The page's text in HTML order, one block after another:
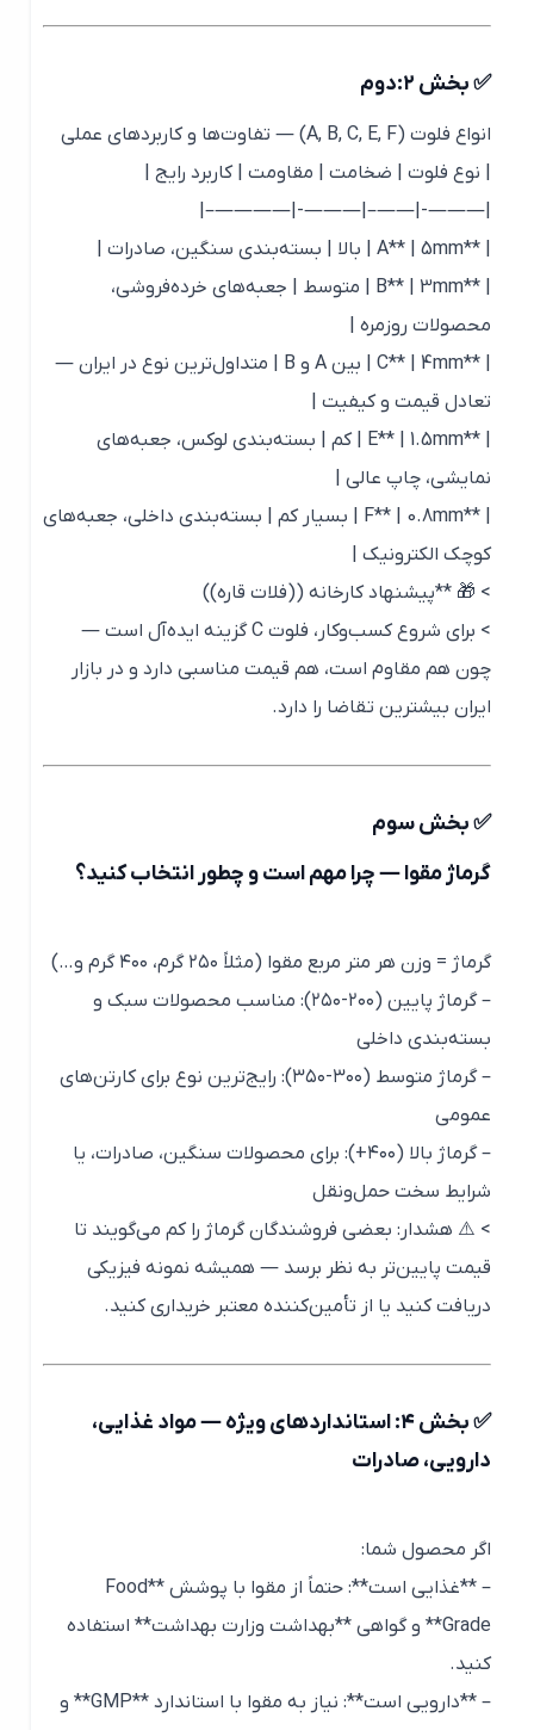
✅ بخش ۲:دوم
انواع فلوت (A, B, C, E, F) — تفاوت‌ها و کاربردهای عملی
| نوع فلوت | ضخامت | مقاومت | کاربرد رایج |
|———-|——–|———-|————–|
| **B** | 3mm | متوسط | جعبه‌های خرده‌فروشی،
محصولات روزمره |
| **C** | 4mm | بین A و B | متداول‌ترین نوع در ایران —
تعادل قیمت و کیفیت |
| **E** | 1.5mm | کم | بسته‌بندی لوکس، جعبه‌های
نمایشی، چاپ عالی |
| **F** | 0.8mm | بسیار کم | بسته‌بندی داخلی، جعبه‌های
کوچک الکترونیک |
> 🎁 **پیشنهاد کارخانه ((فلات قاره))
> برای شروع کسب‌وکار، فلوت C گزینه ایده‌آل است —
چون هم مقاوم است، هم قیمت مناسبی دارد و در بازار
ایران بیشترین تقاضا را دارد.
✅ بخش سوم
گرماژ مقوا — چرا مهم است و چطور انتخاب کنید؟
گرماژ = وزن هر متر مربع مقوا (مثلاً ۲۵۰ گرم، ۴۰۰ گرم و…)
– گرماژ پایین (۲۰۰-۲۵۰): مناسب محصولات سبک و
بسته‌بندی داخلی
– گرماژ متوسط (۳۰۰-۳۵۰): رایج‌ترین نوع برای کارتن‌های
عمومی
– گرماژ بالا (۴۰۰+): برای محصولات سنگین، صادرات، یا
شرایط سخت حمل‌ونقل
> ⚠️ هشدار: بعضی فروشندگان گرماژ را کم می‌گویند تا
قیمت پایین‌تر به نظر برسد — همیشه نمونه فیزیکی
دریافت کنید یا از تأمین‌کننده معتبر خریداری کنید.
✅ بخش ۴: استانداردهای ویژه — مواد غذایی،
دارویی، صادرات
اگر محصول شما:
– **غذایی است**: حتماً از مقوا با پوشش **Food
Grade** و گواهی **بهداشت وزارت بهداشت** استفاده
کنید.
– **دارویی است**: نیاز به مقوا با استاندارد **GMP** و